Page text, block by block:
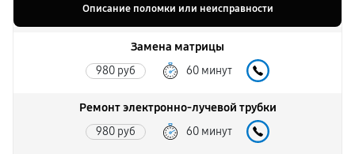
Описание поломки или неисправности
Замена матрицы
980 руб 60 минут
Ремонт электронно-лучевой трубки
980 руб 60 минут